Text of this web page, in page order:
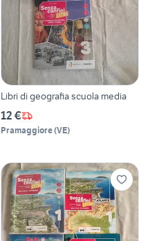
Libri di geografia scuola media
12 €
Pramaggiore(VE)